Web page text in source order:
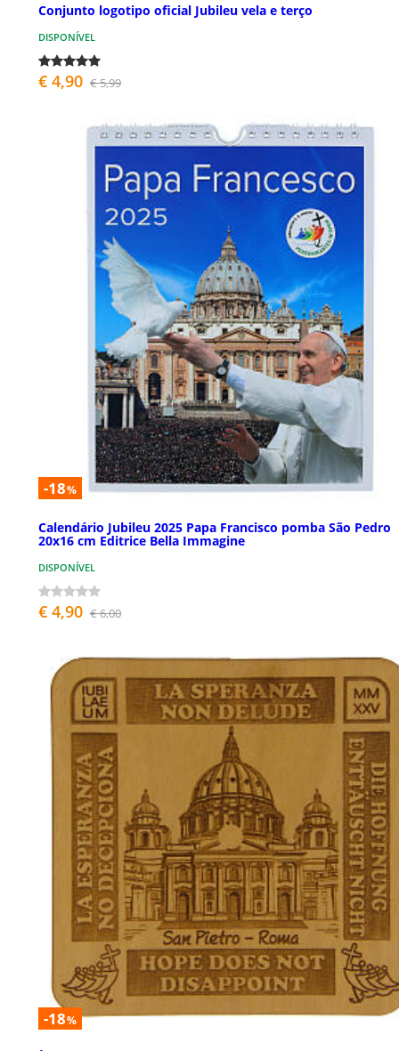
Conjunto logotipo oficial Jubileu vela e terço
DISPONÍVEL
€ 4,90 € 5,99
-18%
Calendário Jubileu 2025 Papa Francisco pomba São Pedro
20x16 cm Editrice Bella Immagine
DISPONÍVEL
€ 4,90 € 6,00
-18%